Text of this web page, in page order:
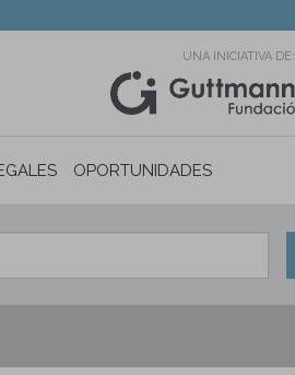
UNA INICIATIVA DE:
SOCIAL
OPORTUNIDADES